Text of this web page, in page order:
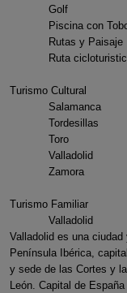
Golf
Piscina con
Rutas y Paisaje
Ruta
Turismo Cultural
Salamanca
Tordesillas
Toro
Valladolid
Zamora
Turismo Familiar
Valladolid
Valladolid es una
Península Ibérica,
y sede de las Cortes y
León. Capital de